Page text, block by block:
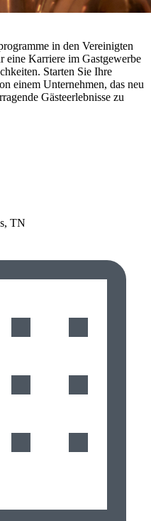
in den Vereinigten
eine Karriere im Gastgewerbe
Starten Sie Ihre
einem Unternehmen, das neu
Gästeerlebnisse zu
TN